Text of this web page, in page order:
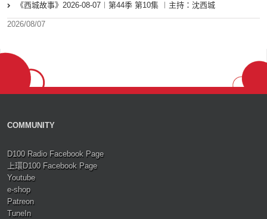
《西城故事》2026-08-07︱第44季 第10集 ︱主持：沈西城
2026/08/07
COMMUNITY
D100 Radio Facebook Page
上環D100 Facebook Page
Youtube
e-shop
Patreon
TuneIn